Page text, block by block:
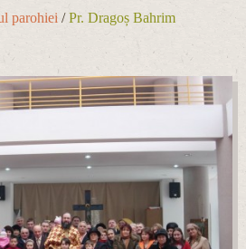
parohiei /Pr. Dragoș Bahrim